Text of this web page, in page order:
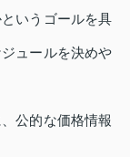
いうゴールを具
ュールを決めや
公的な価格情報